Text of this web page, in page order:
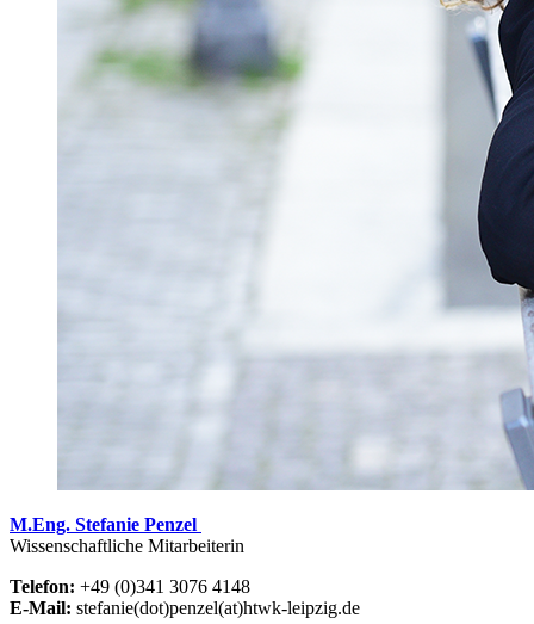
M.Eng. Stefanie Penzel
Wissenschaftliche Mitarbeiterin
Telefon: +49 (0)341 3076 4148
E-Mail: stefanie(dot)penzel(at)htwk-leipzig.de